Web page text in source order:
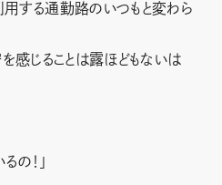
用する通勤路のいつもと変わら
じることは露ほどもないは
の！」